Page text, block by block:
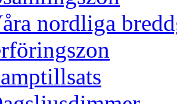
nordliga